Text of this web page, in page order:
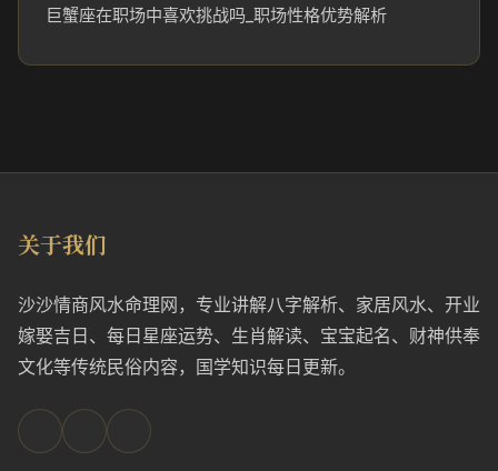
巨蟹座在职场中喜欢挑战吗_职场性格优势解析
关于我们
沙沙情商风水命理网，专业讲解八字解析、家居风水、开业
嫁娶吉日、每日星座运势、生肖解读、宝宝起名、财神供奉
文化等传统民俗内容，国学知识每日更新。